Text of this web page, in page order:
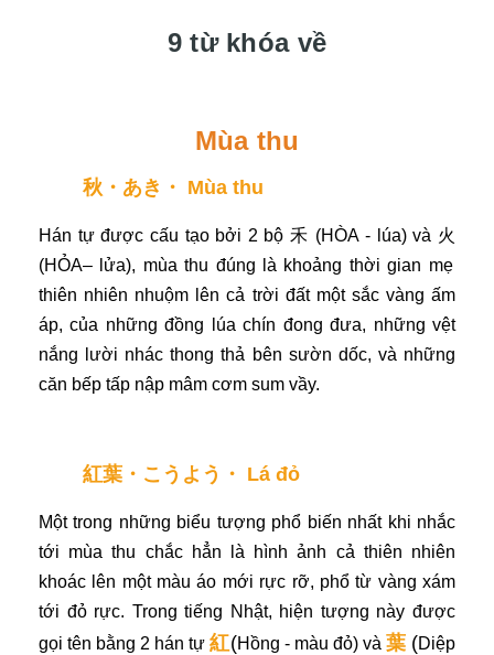
9 từ khóa về
Mùa thu
秋・あき・ Mùa thu
Hán tự được cấu tạo bởi 2 bộ禾 (HÒA - lúa) và 火
(HỎA– lửa), mùa thu đúng là khoảng thời gian mẹ
thiên nhiên nhuộm lên cả trời đất một sắc vàng ấm
áp, của những đồng lúa chín đong đưa, những vệt
nắng lười nhác thong thả bên sườn dốc, và những
căn bếp tấp nập mâm cơm sum vầy.
紅葉・こうよう・ Lá đỏ
Một trong những biểu tượng phổ biến nhất khi nhắc
tới mùa thu chắc hẳn là hình ảnh cả thiên nhiên
khoác lên một màu áo mới rực rỡ, phổ từ vàng xám
tới đỏ rực. Trong tiếng Nhật, hiện tượng này được
gọi tên bằng 2 hán tự紅(Hồng - màu đỏ)và 葉 (Diệp